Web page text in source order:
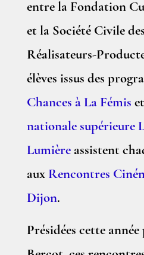
entre la Fondation
et la Société Civile
Réalisateurs-
élèves issus des
Chances à La Fémis
nationale supérieure
Lumièreassistent
aux Rencontres
Dijon.
Présidées cette